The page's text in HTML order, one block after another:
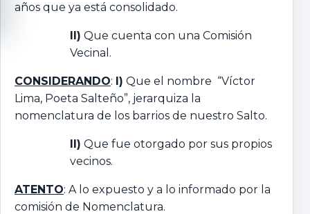
años que ya está consolidado.
II) Que cuenta con una Comisión
Vecinal.
CONSIDERANDO: I) Que el nombre “Víctor
Lima, Poeta Salteño”, jerarquiza la
nomenclatura de los barrios de nuestro Salto.
II) Que fue otorgado por sus propios
vecinos.
ATENTO: A lo expuesto y a lo informado por la
comisión de Nomenclatura.